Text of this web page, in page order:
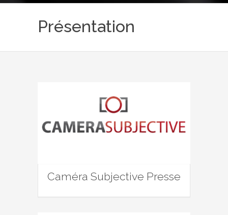
Présentation
Caméra Subjective Presse